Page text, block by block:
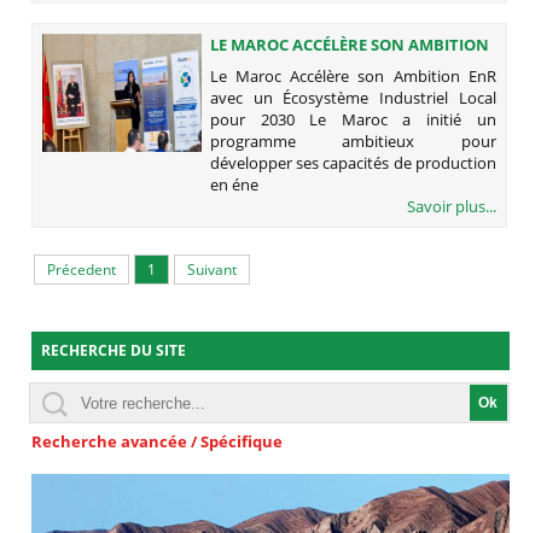
LE MAROC ACCÉLÈRE SON AMBITION
ENR AVEC UN ÉCOSYSTÈME
INDUSTRIEL LOCAL POUR 2030
Le Maroc Accélère son Ambition EnR
avec un Écosystème Industriel Local
pour 2030 Le Maroc a initié un
programme ambitieux pour
développer ses capacités de production
en éne
Savoir plus...
Précedent 1 Suivant
RECHERCHE DU SITE
Recherche avancée / Spécifique